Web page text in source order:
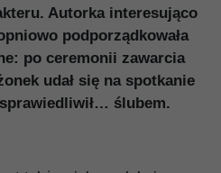
Autorka interesująco
podporządkowała
po ceremonii zawarcia
udał się na spotkanie
ślubem.